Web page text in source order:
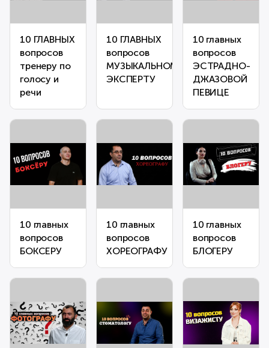
10 ГЛАВНЫХ
вопросов
тренеру по
голосу и
речи
10 ГЛАВНЫХ
вопросов
МУЗЫКАЛЬНОМУ
ЭКСПЕРТУ
10 главных
вопросов
ЭСТРАДНО-
ДЖАЗОВОЙ
ПЕВИЦЕ
10 главных
вопросов
БОКСЕРУ
10 главных
вопросов
ХОРЕОГРАФУ
10 главных
вопросов
БЛОГЕРУ